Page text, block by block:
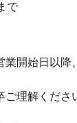
で
開始日以降
理解くださ